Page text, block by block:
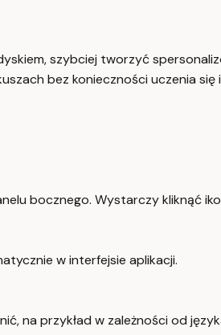
szybciej tworzyć
bez konieczności uczenia
bocznego. Wystarczy kliknąć
w interfejsie aplikacji.
na przykład w zależności od